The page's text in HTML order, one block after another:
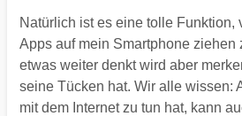
Natürlich ist es eine tolle Funktion,
Apps auf mein Smartphone ziehen
etwas weiter denkt wird aber
seine Tücken hat. Wir alle wissen:
mit dem Internet zu tun hat, kann